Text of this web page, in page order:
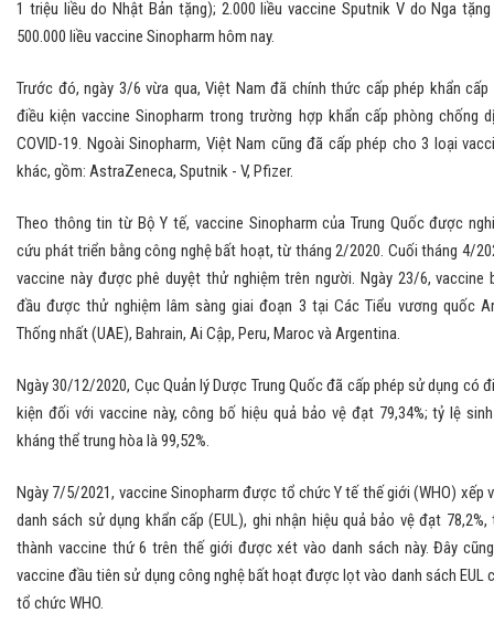
1 triệu liều do Nhật Bản tặng); 2.000 liều vaccine Sputnik V do Nga
500.000 liều vaccine Sinopharm hôm nay.
Trước đó, ngày 3/6 vừa qua, Việt Nam đã chính thức cấp phép khẩn
điều kiện vaccine Sinopharm trong trường hợp khẩn cấp phòng chống
COVID-19. Ngoài Sinopharm, Việt Nam cũng đã cấp phép cho 3 loại
khác, gồm: AstraZeneca, Sputnik - V, Pfizer.
Theo thông tin từ Bộ Y tế, vaccine Sinopharm của Trung Quốc được
cứu phát triển bằng công nghệ bất hoạt, từ tháng 2/2020. Cuối tháng 4/
vaccine này được phê duyệt thử nghiệm trên người. Ngày 23/6, vaccine
đầu được thử nghiệm lâm sàng giai đoạn 3 tại Các Tiểu vương quốc
Thống nhất (UAE), Bahrain, Ai Cập, Peru, Maroc và Argentina.
Ngày 30/12/2020, Cục Quản lý Dược Trung Quốc đã cấp phép sử dụng có
kiện đối với vaccine này, công bố hiệu quả bảo vệ đạt 79,34%; tỷ lệ
kháng thể trung hòa là 99,52%.
Ngày 7/5/2021, vaccine Sinopharm được tổ chức Y tế thế giới (WHO) xếp
danh sách sử dụng khẩn cấp (EUL), ghi nhận hiệu quả bảo vệ đạt 78,2%,
thành vaccine thứ 6 trên thế giới được xét vào danh sách này. Đây
vaccine đầu tiên sử dụng công nghệ bất hoạt được lọt vào danh sách EUL
tổ chức WHO.